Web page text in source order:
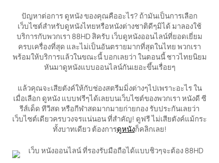
ปัญหาต่อการ ดูหนัง ของคุณคืออะไร? ถ้ามันเป็นการเลือก
เว็บไซต์สำหรับดูหนังไทยหรือหนังต่างชาติดีๆมิได้ มาลองใช้
บริการกับพวกเรา 88HD สิครับ เว็บดูหนังออนไลน์ที่ยอดเยี่ยม
ครบเครื่องที่สุด และไม่เป็นอันตรายมากที่สุดในไทย พวกเรา
พร้อมให้บริการแล้วในขณะนี้ บอกเลยว่า ในตอนนี้ ชาวไทยนิยม
หันมาดูหนังแบบออนไลน์กันเยอะขึ้นเรื่อยๆ
แล้วคุณจะเสียตังค์ให้กับช่องสตรีมมิ่งต่างๆไปเพราะอะไร ใน
เมื่อเลือก ดูหนัง แบบฟรีๆได้เลยบนเว็บไซต์ของพวกเรา หนังดี ซี
รีส์เด็ด ทีวีสด หรือกีฬาสดมากมายก่ายกอง รับประกันเลยว่า
เว็บไซต์เดียวครบวงจรแน่นอน ที่สำคัญ! ดูฟรี ไม่เสียตังค์แม้กระ
ทั้งบาทเดียว ต้องการดูหนังก็คลิกเลย!
เว็บ หนังออนไลน์ ที่รองรับมือถือได้แบบชิวๆจะต้อง 88HD